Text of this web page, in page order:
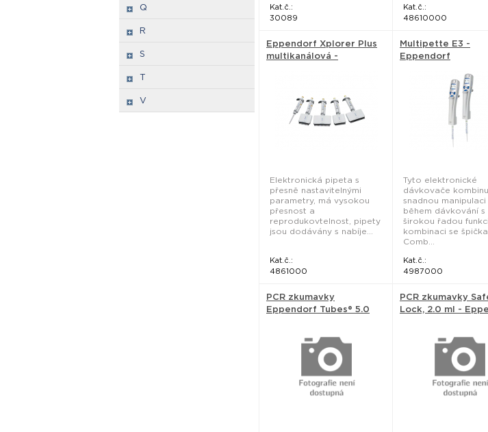
Q
R
S
T
V
Kat.č.:
30089
Kat.č.:
48610000
Eppendorf Xplorer Plus
multikanálová -
Elektronická pipeta s
přesně nastavitelnými
parametry, má vysokou
přesnost a
reprodukovtelnost, pipety
jsou dodávány s nabíje...
Kat.č.:
4861000
Multipette E3 -
Eppendorf
Tyto elektronické
dávkovače
snadnou manipulaci
během dávkování s
širokou řadou
kombinaci se
Comb...
Kat.č.:
4987000
PCR zkumavky
Eppendorf Tubes® 5.0
PCR zkumavky
Lock, 2.0 ml -